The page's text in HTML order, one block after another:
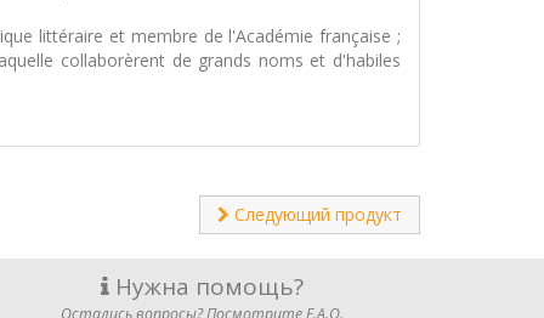
littéraire et membre de l'Académie française ;
collaborèrent de grands noms et d'habiles
Следующий продукт
Нужна помощь?
Остались вопросы? Посмотрите F.A.Q.